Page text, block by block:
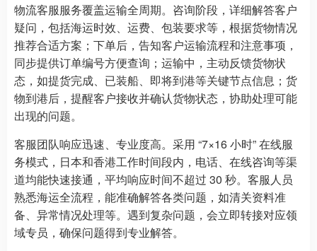
物流客服服务覆盖运输全周期。咨询阶段，详细解答客户
疑问，包括海运时效、运费、包装要求等，根据货物情况
推荐合适方案；下单后，告知客户运输流程和注意事项，
同步提供订单编号方便查询；运输中，主动反馈货物状
态，如提货完成、已装船、即将到港等关键节点信息；货
物到港后，提醒客户接收并确认货物状态，协助处理可能
出现的问题。
客服团队响应迅速、专业度高。采用 “7×16 小时” 在线服
务模式，日本和香港工作时间段内，电话、在线咨询等渠
道均能快速接通，平均响应时间不超过 30 秒。客服人员
熟悉海运全流程，能准确解答各类问题，如清关资料准
备、异常情况处理等。遇到复杂问题，会立即转接对应领
域专员，确保问题得到专业解答。